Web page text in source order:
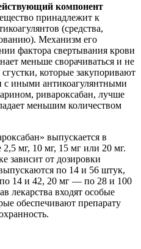
компонент
принадлежит к
(средства,
Механизм его
фактора свертывания крови
меньше сворачиваться и не
которые закупоривают
с иными антикоагулянтными
ривароксабан, лучше
меньшим количеством
выпускается в
мг, 10 мг, 15 мг или 20 мг.
зависит от дозировки
по 14 и 56 штук,
14 и 42, 20 мг — по 28 и 100
лекарства входят особые
обеспечивают препарату